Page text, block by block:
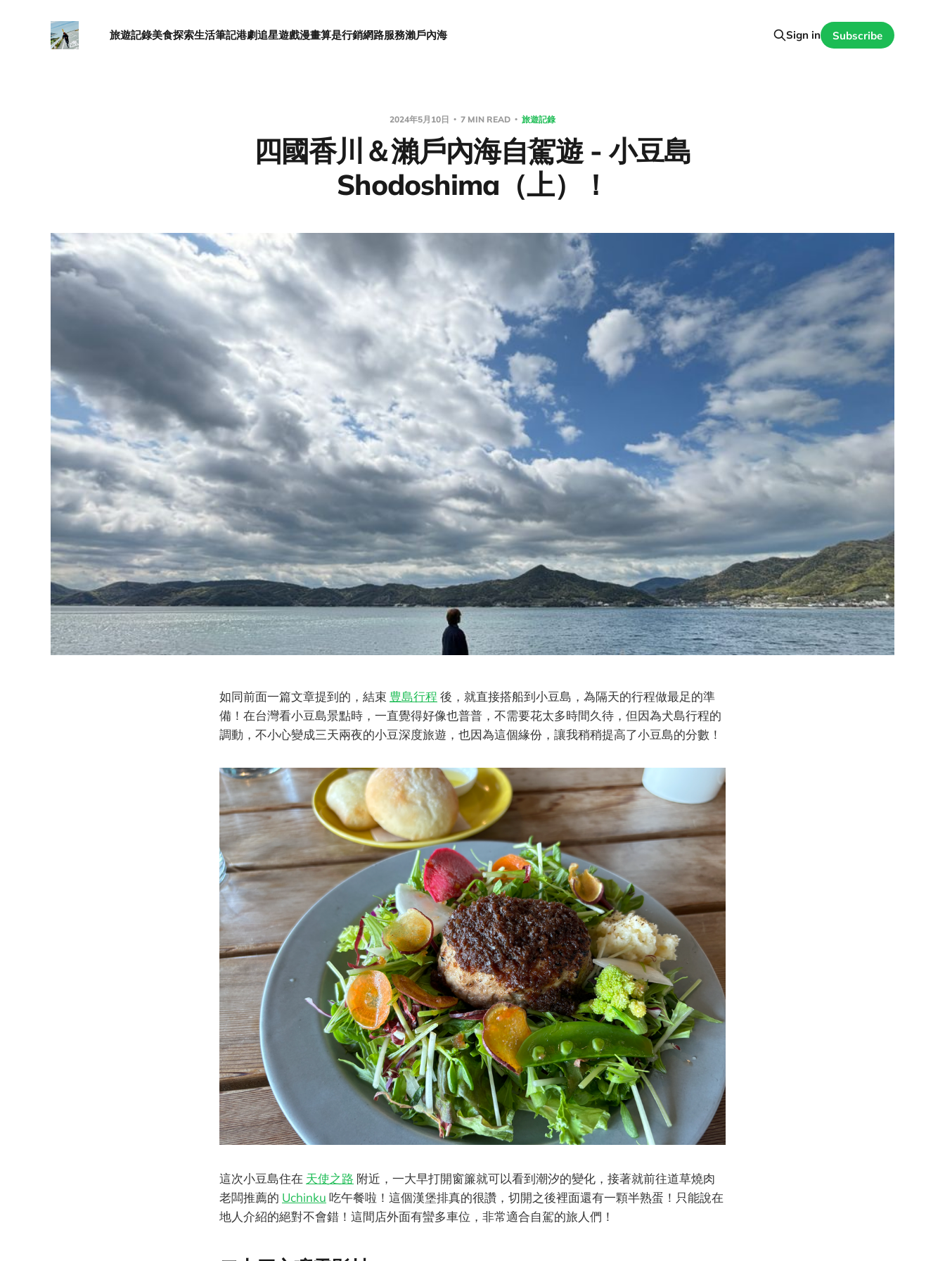
旅遊記錄美食探索生活筆記港劇追星遊戲漫畫算是行銷網路服務瀨戶內海 Sign in Subscribe
2024年5月10日 7 MIN READ 旅遊記錄
四國香川＆瀨戶內海自駕遊 - 小豆島
Shodoshima（上）！
如同前面一篇文章提到的，結束 豊島行程 後，就直接搭船到小豆島，為隔天的行程做最足的準
備！在台灣看小豆島景點時，一直覺得好像也普普，不需要花太多時間久待，但因為犬島行程的
調動，不小心變成三天兩夜的小豆深度旅遊，也因為這個緣份，讓我稍稍提高了小豆島的分數！
這次小豆島住在 天使之路 附近，一大早打開窗簾就可以看到潮汐的變化，接著就前往道草燒肉
老闆推薦的 Uchinku 吃午餐啦！這個漢堡排真的很讚，切開之後裡面還有一顆半熟蛋！只能說在
地人介紹的絕對不會錯！這間店外面有蠻多車位，非常適合自駕的旅人們！